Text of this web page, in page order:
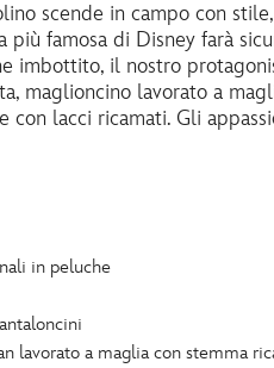
scende in campo con
più famosa di Disney farà
imbottito, il nostro
maglioncino lavorato a
con lacci ricamati. Gli
in peluche
lavorato a maglia con stemma